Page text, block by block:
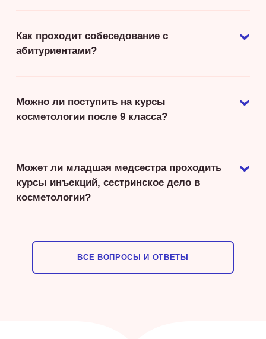
Как проходит собеседование с
абитуриентами?
Можно ли поступить на курсы
косметологии после 9 класса?
Может ли младшая медсестра проходить
курсы инъекций, сестринское дело в
косметологии?
ВСЕ ВОПРОСЫ И ОТВЕТЫ